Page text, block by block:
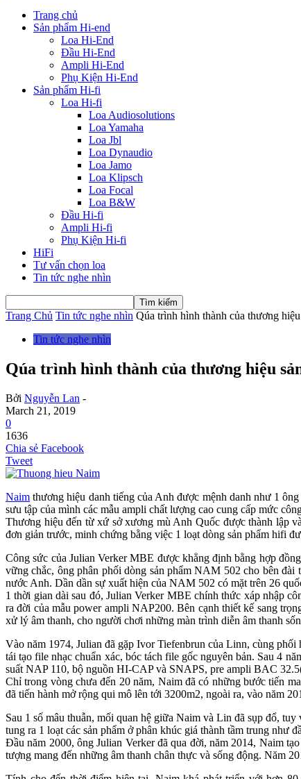
Trang chủ
Sản phẩm Hi-end
Loa Hi-End
Đầu Hi-End
Ampli Hi-End
Phụ Kiện Hi-End
Sản phẩm Hi-fi
Loa Hi-fi
Loa Audiosolutions
Loa Yamaha
Loa Jbl
Loa Dynaudio
Loa Jamo
Loa Klipsch
Loa Focal
Loa B&W
Đầu Hi-fi
Ampli Hi-fi
Phụ Kiện Hi-fi
HiFi
Tư vấn chọn loa
Tin tức nghe nhìn
Trang Chủ Tin tức nghe nhìn Qúa trình hình thành của thương
Tin tức nghe nhìn
Qúa trình hình thành của thương hiệu
Bởi Nguyễn Lan -
March 21, 2019
0
1636
Chia sẻ Facebook
Tweet
Naim thương hiệu danh tiếng của Anh được mệnh danh như 1
sưu tập của mình các mẫu ampli chất lượng cao cung cấp mức
Thương hiệu đến từ xứ sở xương mù Anh Quốc được thành lập
đơn giản trước, minh chứng bằng việc 1 loạt dòng sản phẩm hifi
Công sức của Julian Verker MBE được khẳng định bằng hợp
vững chắc, ông phân phối dòng sản phẩm NAM 502 cho bên
nước Anh. Dần dần sự xuất hiện của NAM 502 có mặt trên 26
1 thời gian dài sau đó, Julian Verker MBE chính thức xáp nhập
ra đời của mẫu power ampli NAP200. Bên cạnh thiết kế sang
xử lý âm thanh, cho người chơi những màn trình diễn âm thanh
Vào năm 1974, Julian đã gặp Ivor Tiefenbrun của Linn, cùng
tái tạo file nhạc chuẩn xác, bóc tách file gốc nguyên bản. Sau 4
suất NAP 110, bộ nguồn HI-CAP và SNAPS, pre ampli BAC
Chỉ trong vòng chưa đến 20 năm, Naim đã có những bước tiến
đã tiến hành mở rộng qui mô lên tới 3200m2, ngoài ra, vào năm
Sau 1 số mâu thuẫn, mối quan hệ giữa Naim và Lin đã sụp đổ,
tung ra 1 loạt các sản phẩm ở phân khúc giá thành tầm trung
Đầu năm 2000, ông Julian Verker đã qua đời, năm 2014, Naim
tượng mang đến những âm thanh chân thực và sống động. Năm